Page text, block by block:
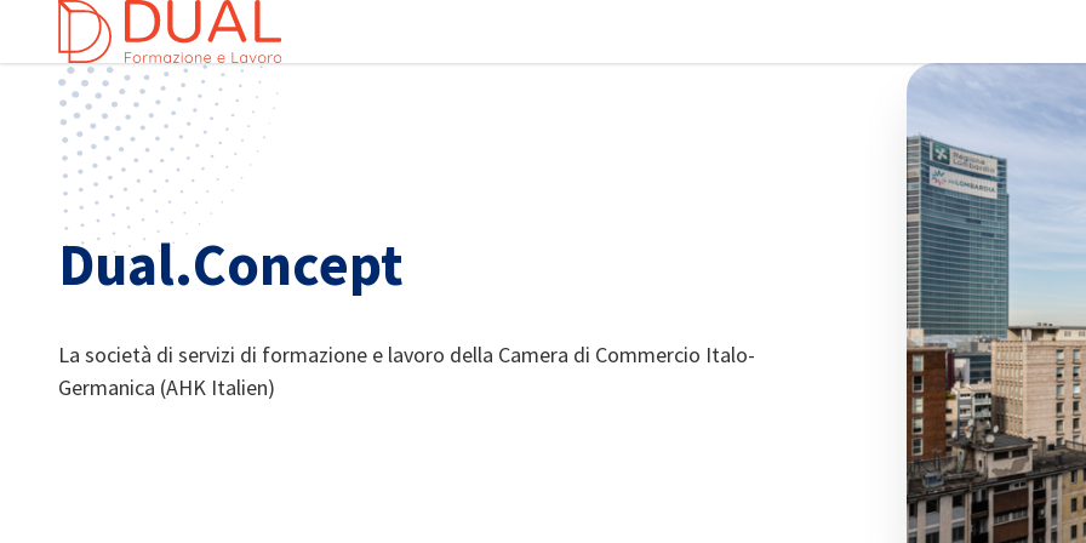
Dual.Concept
La società di servizi di formazione e lavoro della Camera di Commercio Italo-
Germanica (AHK Italien)